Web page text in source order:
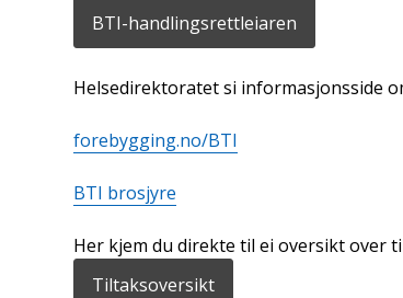
BTI-handlingsrettleiaren
Helsedirektoratet si informasjonsside
forebygging.no/BTI
BTI brosjyre
Her kjem du direkte til ei oversikt over
Tiltaksoversikt